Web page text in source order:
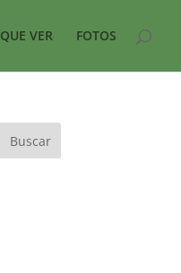
QUE VER FOTOS